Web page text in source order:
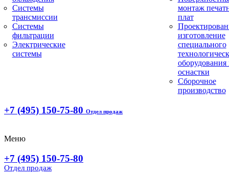
Системы
трансмиссии
Системы
фильтрации
Электрические
системы
монтаж
плат
изготовление
специального
оборудования
оснастки
Сборочное
производство
+7 (495) 150-75-80 Отдел продаж
Меню
+7 (495) 150-75-80
Отдел продаж